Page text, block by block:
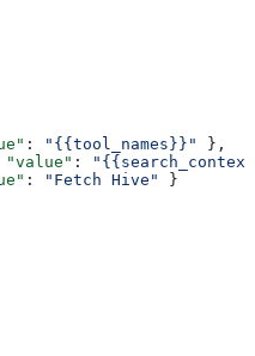
: "{{tool_names}}"
},
"value" :
: "Fetch Hive"
}